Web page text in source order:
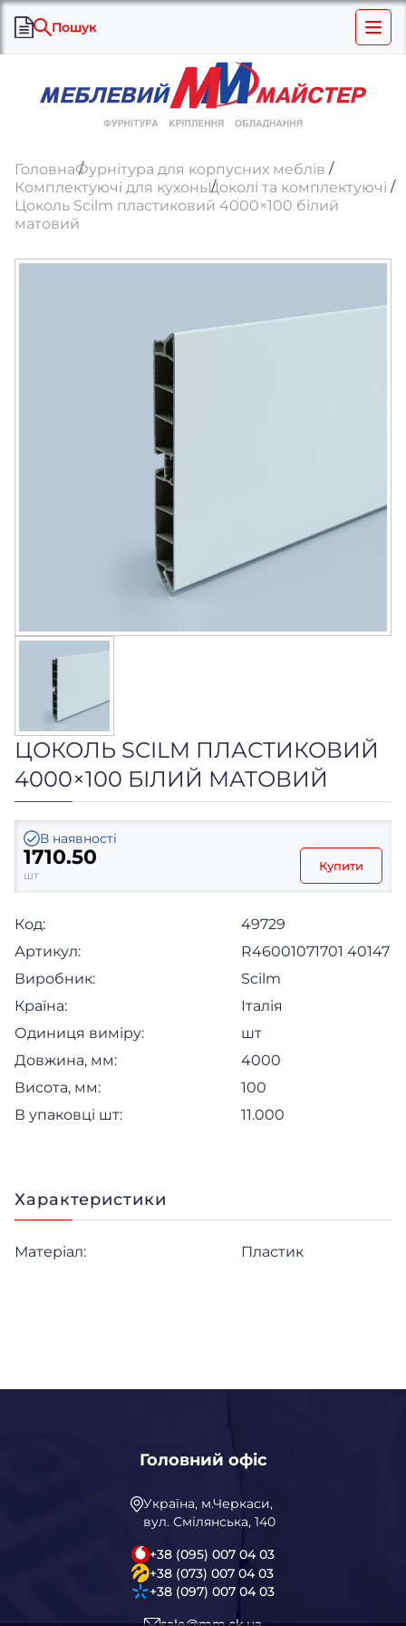
Пошук
ГоловнаФурнітура для корпусних меблів
Комплектуючі для кухоньЦоколі та комплектуючі
Цоколь Scilm пластиковий 4000×100 білий
матовий
ЦОКОЛЬ SCILM ПЛАСТИКОВИЙ
4000×100 БІЛИЙ МАТОВИЙ
В наявності
1710.50
шт
Купити
Код:
49729
Артикул:
R46001071701 40147
Виробник:
Scilm
Країна:
Італія
Одиниця виміру:
шт
Довжина, мм:
4000
Висота, мм:
100
В упаковці шт:
11.000
Характеристики
Матеріал: Пластик
Головний офіс
Україна, м.Черкаси,
вул. Смілянська, 140
+38 (095) 007 04 03
+38 (073) 007 04 03
+38 (097) 007 04 03